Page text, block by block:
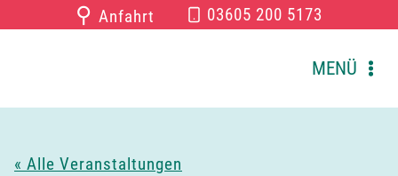
⚲ Anfahrt 03605 200 5173
MENÜ
« Alle Veranstaltungen